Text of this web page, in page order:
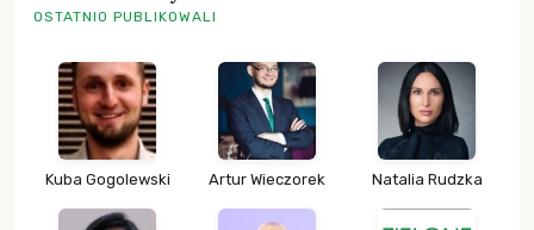
OSTATNIO PUBLIKOWALI
Kuba Gogolewski Artur Wieczorek Natalia Rudzka